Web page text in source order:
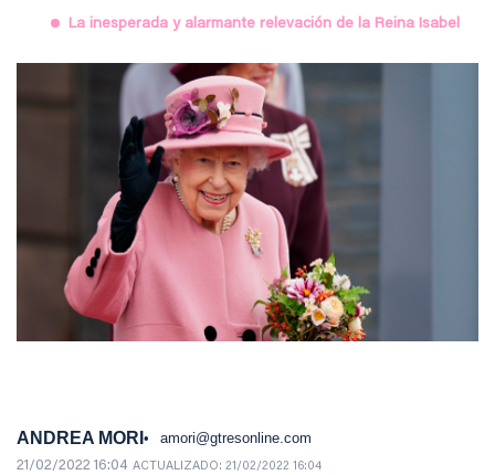
La inesperada y alarmante relevación de la Reina Isabel
ANDREA MORI amori@gtresonline.com
21/02/2022 16:04 ACTUALIZADO: 21/02/2022 16:04